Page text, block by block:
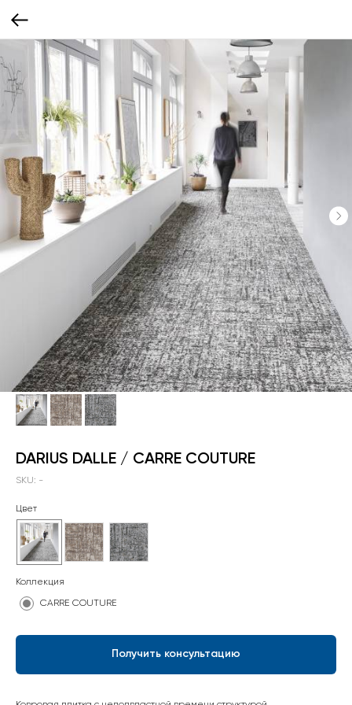
DARIUS DALLE / CARRE COUTURE
SKU: -
Цвет
Коллекция
CARRE COUTURE
Получить консультацию